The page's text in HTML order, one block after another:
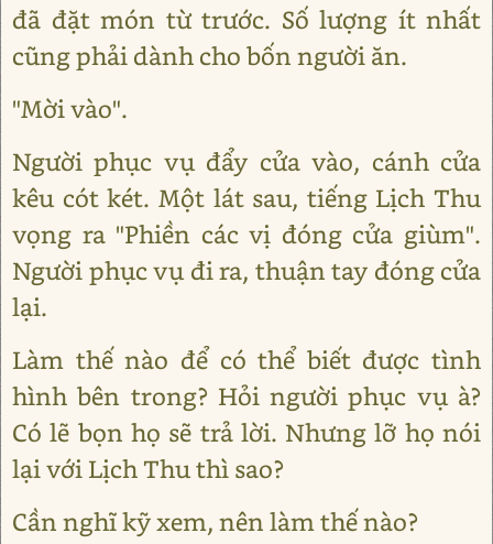
đã đặt món từ trước. Số lượng ít nhất
cũng phải dành cho bốn người ăn.
"Mời vào".
Người phục vụ đẩy cửa vào, cánh cửa
kêu cót két. Một lát sau, tiếng Lịch Thu
vọng ra "Phiền các vị đóng cửa giùm".
Người phục vụ đi ra, thuận tay đóng cửa
lại.
Làm thế nào để có thể biết được tình
hình bên trong? Hỏi người phục vụ à?
Có lẽ bọn họ sẽ trả lời. Nhưng lỡ họ nói
lại với Lịch Thu thì sao?
Cần nghĩ kỹ xem, nên làm thế nào?